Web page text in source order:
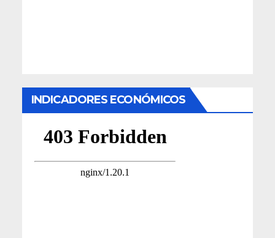
INDICADORES ECONÓMICOS